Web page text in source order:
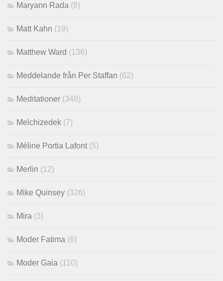
Maryann Rada (8)
Matt Kahn (19)
Matthew Ward (136)
Meddelande från Per Staffan (62)
Meditationer (348)
Melchizedek (7)
Méline Portia Lafont (5)
Merlin (12)
Mike Quinsey (326)
Mira (3)
Moder Fatima (6)
Moder Gaia (110)